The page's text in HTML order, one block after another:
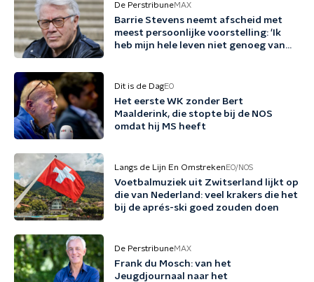
De PerstribuneMAX
Barrie Stevens neemt afscheid met
meest persoonlijke voorstelling: 'Ik
heb mijn hele leven niet genoeg van
Dit is de DagEO
Het eerste WK zonder Bert
Maalderink, die stopte bij de NOS
omdat hij MS heeft
Langs de Lijn En Omstreken EO/NOS
Voetbalmuziek uit Zwitserland lijkt op
die van Nederland: veel krakers die het
bij de aprés-ski goed zouden doen
De PerstribuneMAX
Frank du Mosch: van het
Jeugdjournaal naar het